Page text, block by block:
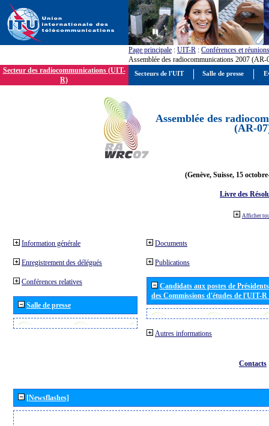
Page principale : UIT-R : Conférences et réunions
Assemblée des radiocommunications 2007 (AR-
Secteur des radiocommunications (UIT-
R)
Assemblée des
(AR-
(Genève, Suisse, 15
Livre des
Afficher
Information générale
Enregistrement des délégués
Conférences relatives
Salle de presse
Documents
Publications
Candidats aux postes de
des Commissions d'études de l'UIT-
Autres informations
Contacts
[Newsflashes]
Secteurs de l'UIT Salle de presse